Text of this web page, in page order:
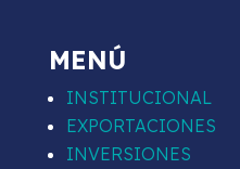
MENÚ
INSTITUCIONAL
EXPORTACIONES
INVERSIONES